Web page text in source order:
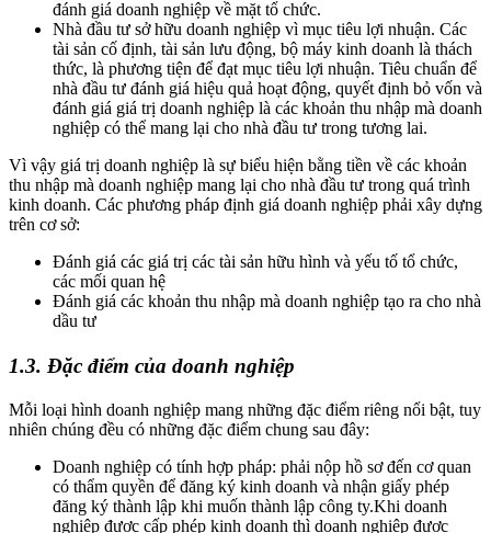
đánh giá doanh nghiệp về mặt tổ chức.
Nhà đầu tư sở hữu doanh nghiệp vì mục tiêu lợi nhuận. Các
tài sản cố định, tài sản lưu động, bộ máy kinh doanh là thách
thức, là phương tiện để đạt mục tiêu lợi nhuận. Tiêu chuẩn để
nhà đầu tư đánh giá hiệu quả hoạt động, quyết định bỏ vốn và
đánh giá giá trị doanh nghiệp là các khoản thu nhập mà doanh
nghiệp có thể mang lại cho nhà đầu tư trong tương lai.
Vì vậy giá trị doanh nghiệp là sự biểu hiện bằng tiền về các khoản
thu nhập mà doanh nghiệp mang lại cho nhà đầu tư trong quá trình
kinh doanh. Các phương pháp định giá doanh nghiệp phải xây dựng
trên cơ sở:
Đánh giá các giá trị các tài sản hữu hình và yếu tố tổ chức,
các mối quan hệ
Đánh giá các khoản thu nhập mà doanh nghiệp tạo ra cho nhà
dầu tư
1.3. Đặc điểm của doanh nghiệp
Mỗi loại hình doanh nghiệp mang những đặc điểm riêng nổi bật, tuy
nhiên chúng đều có những đặc điểm chung sau đây:
Doanh nghiệp có tính hợp pháp: phải nộp hồ sơ đến cơ quan
có thẩm quyền để đăng ký kinh doanh và nhận giấy phép
đăng ký thành lập khi muốn thành lập công ty.Khi doanh
nghiệp được cấp phép kinh doanh thì doanh nghiệp được